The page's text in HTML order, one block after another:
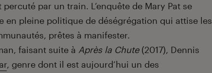
par un train. L’enquête de Mary Pat se
en pleine politique de déségrégation qui attise les
prêtes à manifester.
faisant suite à Après la Chute(2017), Dennis
, genre dont il est aujourd’hui un des